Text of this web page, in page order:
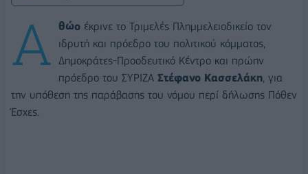
Α θώο έκρινε το Τριμελές Πλημμελειοδικείο τον
ιδρυτή και πρόεδρο του πολιτικού κόμματος,
Δημοκράτες-Προοδευτικό Κέντρο και πρώην
πρόεδρο του ΣΥΡΙΖΑ Στέφανο Κασσελάκη, για
την υπόθεση της παράβασης του νόμου περί δήλωσης Πόθεν
Έσχες.